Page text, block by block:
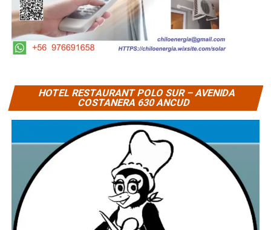
HOTEL RESTAURANT POLO SUR – AVENIDA
COSTANERA 630 ANCUD